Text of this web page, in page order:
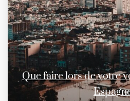
Que faire lors de votre